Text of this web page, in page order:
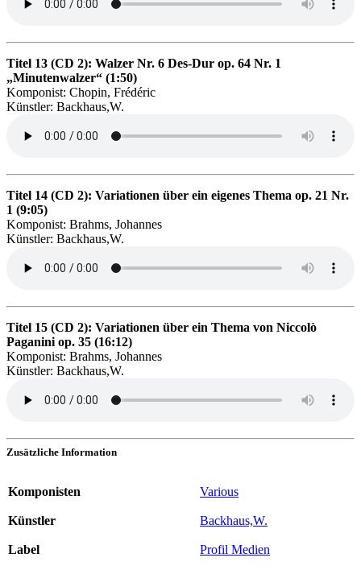
Titel 13 (CD 2): Walzer Nr. 6 Des-Dur op. 64 Nr. 1
„Minutenwalzer“ (1:50)
Komponist: Chopin, Frédéric
Künstler: Backhaus,W.
Titel 14 (CD 2): Variationen über ein eigenes Thema op. 21 Nr.
1 (9:05)
Komponist: Brahms, Johannes
Künstler: Backhaus,W.
Titel 15 (CD 2): Variationen über ein Thema von Niccolò
Paganini op. 35 (16:12)
Komponist: Brahms, Johannes
Künstler: Backhaus,W.
Zusätzliche Information
Komponisten Various
Künstler Backhaus,W.
Label Profil Medien